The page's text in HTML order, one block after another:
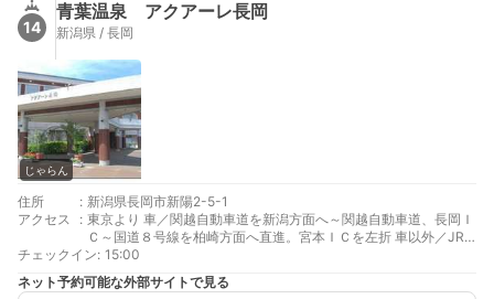
14
青葉温泉 アクアーレ長岡
新潟県 / 長岡
じゃらん
住所 : 新潟県長岡市新陽2-5-1
アクセス
: 東京より 車／関越自動車道を新潟方面へ～関越自動車道、長岡Ｉ
Ｃ～国道８号線を柏崎方面へ直進。宮本ＩＣを左折 車以外／JR
長岡駅大手口７番線長岡ニュータウンセンター行
最寄り駅１ 長岡
補足 車／無料駐車場は２５０台収容可能です。
チェックイン: 15:00
ネット予約可能な外部サイトで見る